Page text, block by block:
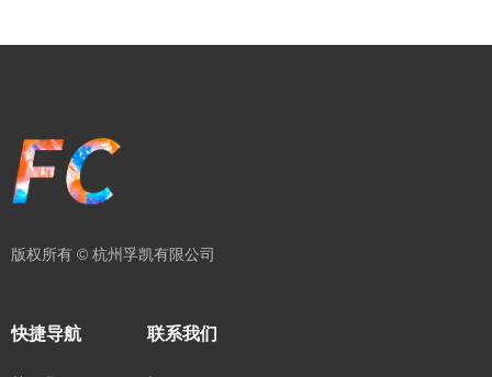
联系我们
快捷导航
版权所有 © 杭州孚凯有限公司